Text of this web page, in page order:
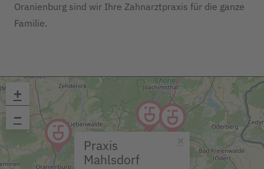
Oranienburg sind wir Ihre Zahnarztpraxis für die ganze
Familie.
Praxis
Mahlsdorf
+
−